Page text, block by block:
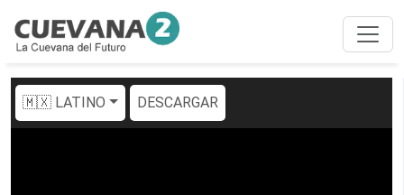
🇲🇽 LATINO DESCARGAR